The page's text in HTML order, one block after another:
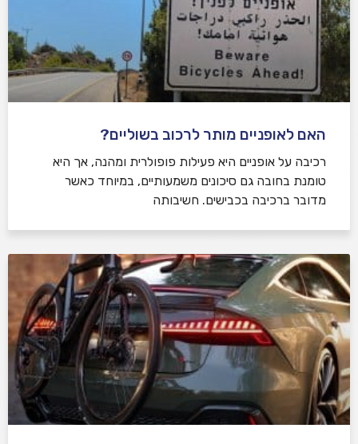
האם לאופניים מותר לרכוב בשוליים?
רכיבה על אופניים היא פעילות פופולרית ומהנה, אך היא
טומנת בחובה גם סיכונים משמעותיים, במיוחד כאשר
מדובר ברכיבה בכבישים. חשיבותה